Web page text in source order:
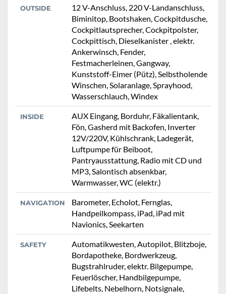
OUTSIDE
12 V-Anschluss, 220 V-Landanschluss,
Biminitop, Bootshaken, Cockpitdusche,
Cockpitlautsprecher, Cockpitpolster,
Cockpittisch, Dieselkanister , elektr.
Ankerwinsch, Fender,
Festmacherleinen, Gangway,
Kunststoff-Eimer (Pütz), Selbstholende
Winschen, Solaranlage, Sprayhood,
Wasserschlauch, Windex
INSIDE
AUX Eingang, Borduhr, Fäkalientank,
Fön, Gasherd mit Backofen, Inverter
12V/220V, Kühlschrank, Ladegerät,
Luftpumpe für Beiboot,
Pantryausstattung, Radio mit CD und
MP3, Salontisch absenkbar,
Warmwasser, WC (elektr.)
NAVIGATION
Barometer, Echolot, Fernglas,
Handpeilkompass, iPad, iPad mit
Navionics, Seekarten
SAFETY
Automatikwesten, Autopilot, Blitzboje,
Bordapotheke, Bordwerkzeug,
Bugstrahlruder, elektr. Bilgepumpe,
Feuerlöscher, Handbilgepumpe,
Lifebelts, Nebelhorn, Notsignale,